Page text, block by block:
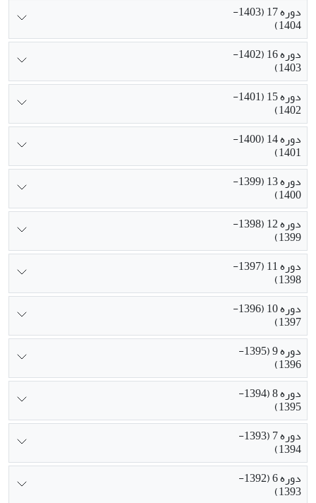
دوره 17 (1403-
1404)
دوره 16 (1402-
1403)
دوره 15 (1401-
1402)
دوره 14 (1400-
1401)
دوره 13 (1399-
1400)
دوره 12 (1398-
1399)
دوره 11 (1397-
1398)
دوره 10 (1396-
1397)
دوره 9 (1395-
1396)
دوره 8 (1394-
1395)
دوره 7 (1393-
1394)
دوره 6 (1392-
1393)